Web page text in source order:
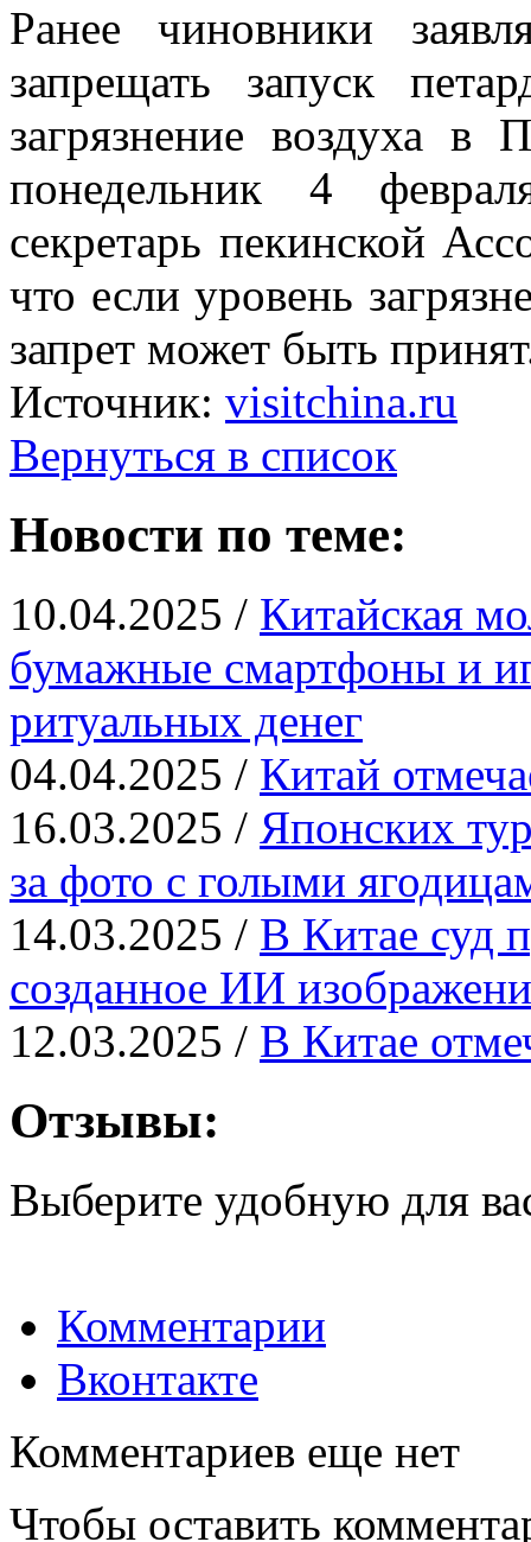
Ранее чиновники
запрещать запуск
загрязнение воздуха
понедельник 4
секретарь пекинской
что если уровень
запрет может быть
Источник: visitchina.ru
Вернуться в список
Новости по теме:
10.04.2025 / Китайская
бумажные смартфоны и
ритуальных денег
04.04.2025 / Китай
16.03.2025 / Японских
за фото с голыми
14.03.2025 / В Китае суд
созданное ИИ
12.03.2025 / В Китае
Отзывы:
Выберите удобную для
Комментарии
Вконтакте
Комментариев еще нет
Чтобы оставить